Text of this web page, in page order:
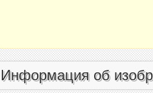
Информация об